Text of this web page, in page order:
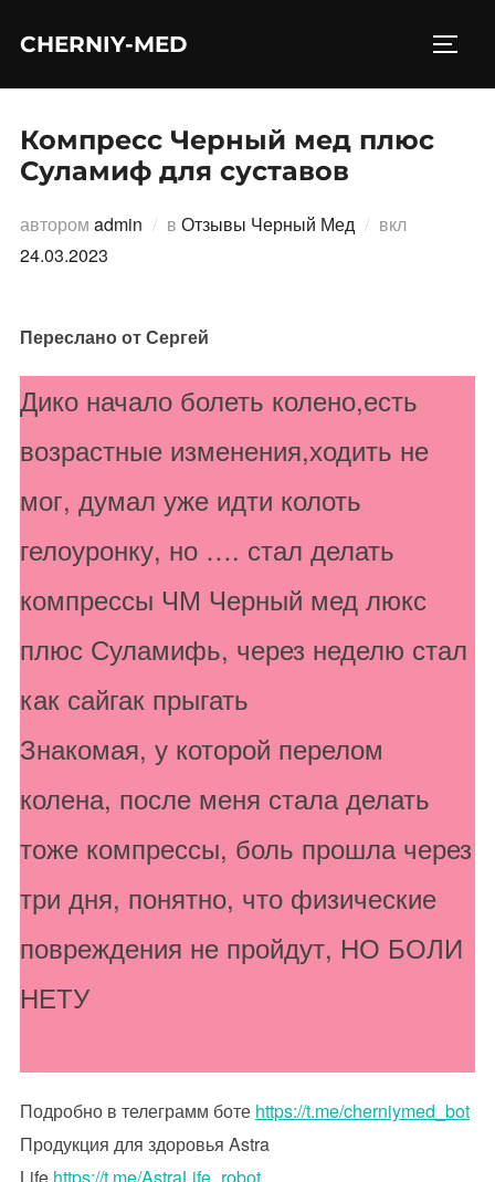
CHERNIY-MED
Компресс Черный мед плюс
Суламиф для суставов
автором admin в Отзывы Черный Мед вкл
24.03.2023
Переслано от Сергей
Дико начало болеть колено,есть
возрастные изменения,ходить не
мог, думал уже идти колоть
гелоуронку, но …. стал делать
компрессы ЧМ Черный мед люкс
плюс Суламифь, через неделю стал
как сайгак прыгать
Знакомая, у которой перелом
колена, после меня стала делать
тоже компрессы, боль прошла через
три дня, понятно, что физические
повреждения не пройдут, НО БОЛИ
НЕТУ
Подробно в телеграмм боте https://t.me/cherniymed_bot
Продукция для здоровья Astra